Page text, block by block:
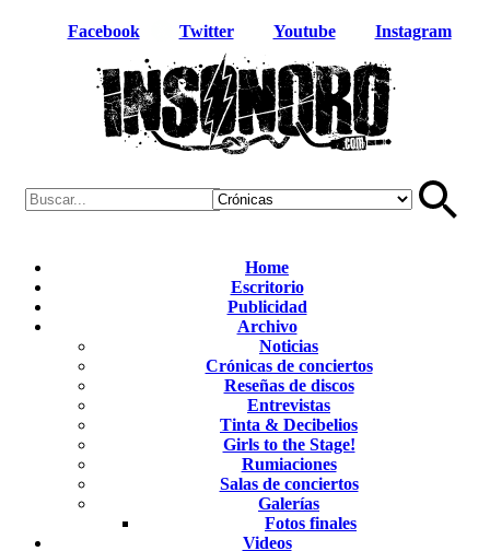
Facebook Twitter Youtube Instagram
Home
Escritorio
Publicidad
Archivo
Noticias
Crónicas de conciertos
Reseñas de discos
Entrevistas
Tinta & Decibelios
Girls to the Stage!
Rumiaciones
Salas de conciertos
Galerías
Fotos finales
Videos